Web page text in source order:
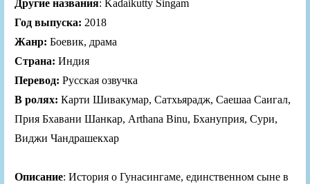
Другие названия: Kadaikutty Singam
Год выпуска: 2018
Жанр: Боевик, драма
Страна: Индия
Перевод: Русская озвучка
В ролях: Карти Шивакумар, Сатхьярадж, Саешаа Саигал,
Прия Бхавани Шанкар, Arthana Binu, Бхануприя, Сури,
Виджи Чандрашекхар
Описание: История о Гунасингаме, единственном сыне в